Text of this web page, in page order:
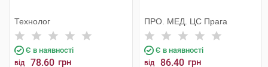
Технолог
Є в наявності
від 78.60 грн
ПРО. МЕД. ЦС Прага
Є в наявності
від 86.40 грн